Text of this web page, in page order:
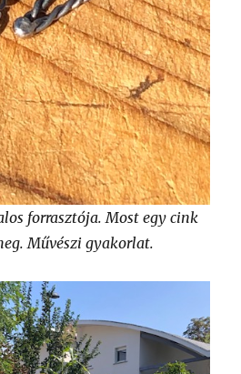
forrasztója. Most egy cink
Művészi gyakorlat.